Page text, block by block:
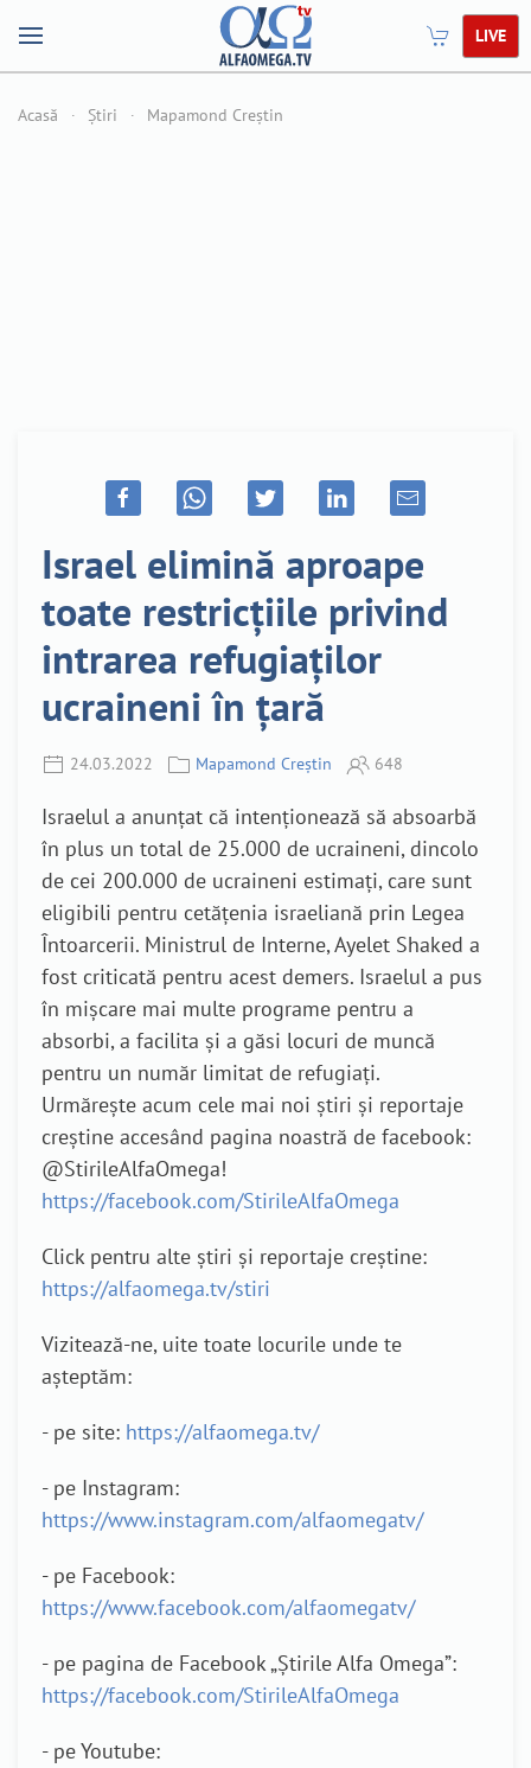
LIVE
Acasă Știri Mapamond Creștin
Israel elimină aproape
toate restricțiile privind
intrarea refugiaților
ucraineni în țară
24.03.2022 Mapamond Creștin 648
Israelul a anunțat că intenționează să absoarbă
în plus un total de 25.000 de ucraineni, dincolo
de cei 200.000 de ucraineni estimați, care sunt
eligibili pentru cetățenia israeliană prin Legea
Întoarcerii. Ministrul de Interne, Ayelet Shaked a
fost criticată pentru acest demers. Israelul a pus
în mișcare mai multe programe pentru a
absorbi, a facilita și a găsi locuri de muncă
pentru un număr limitat de refugiați.
Urmărește acum cele mai noi știri și reportaje
creștine accesând pagina noastră de facebook:
@StirileAlfaOmega!
https://facebook.com/StirileAlfaOmega
Click pentru alte știri și reportaje creștine:
https://alfaomega.tv/stiri
Vizitează-ne, uite toate locurile unde te
așteptăm:
- pe site: https://alfaomega.tv/
- pe Instagram:
https://www.instagram.com/alfaomegatv/
- pe Facebook:
https://www.facebook.com/alfaomegatv/
- pe pagina de Facebook „Știrile Alfa Omega”:
https://facebook.com/StirileAlfaOmega
- pe Youtube: